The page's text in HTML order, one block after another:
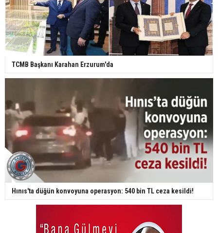
TCMB Başkanı Karahan Erzurum'da
Hınıs'ta düğün konvoyuna operasyon: 540 bin TL ceza kesildi!